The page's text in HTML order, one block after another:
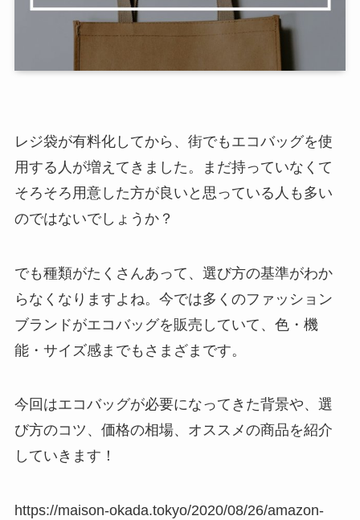
レジ袋が有料化してから、街でもエコバッグを使
用する人が増えてきました。まだ持っていなくて
そろそろ用意した方が良いと思っている人も多い
のではないでしょうか？
でも種類がたくさんあって、選び方の基準がわか
らなくなりますよね。今では多くのファッション
ブランドがエコバッグを販売していて、色・機
能・サイズ感までもさまざまです。
今回はエコバッグが必要になってきた背景や、選
び方のコツ、価格の相場、オススメの商品を紹介
していきます！
https://maison-okada.tokyo/2020/08/26/amazon-